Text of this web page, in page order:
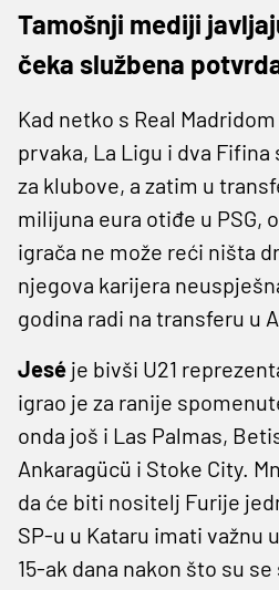
Tamošnji mediji
čeka službena
Kad netko s Real
prvaka, La Ligu i dva
za klubove, a zatim u
milijuna eura otiđe u PSG,
igrača ne može reći ništa
njegova karijera
godina radi na transferu u
Jesé je bivši U21
igrao je za ranije
onda još i Las Palmas,
Ankaragücü i Stoke City.
da će biti nositelj Furije
SP-u u Kataru imati važnu
15-ak dana nakon što su